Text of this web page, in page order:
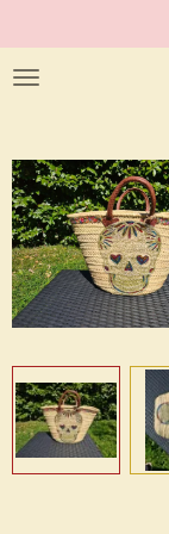
au
contenu